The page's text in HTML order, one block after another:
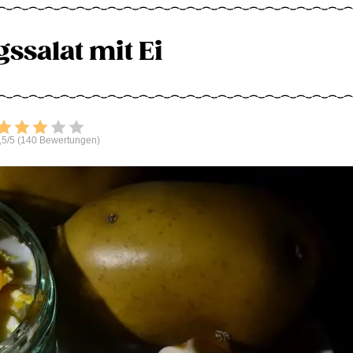
mit Ei
Bewerten
5 (140 Bewertungen)